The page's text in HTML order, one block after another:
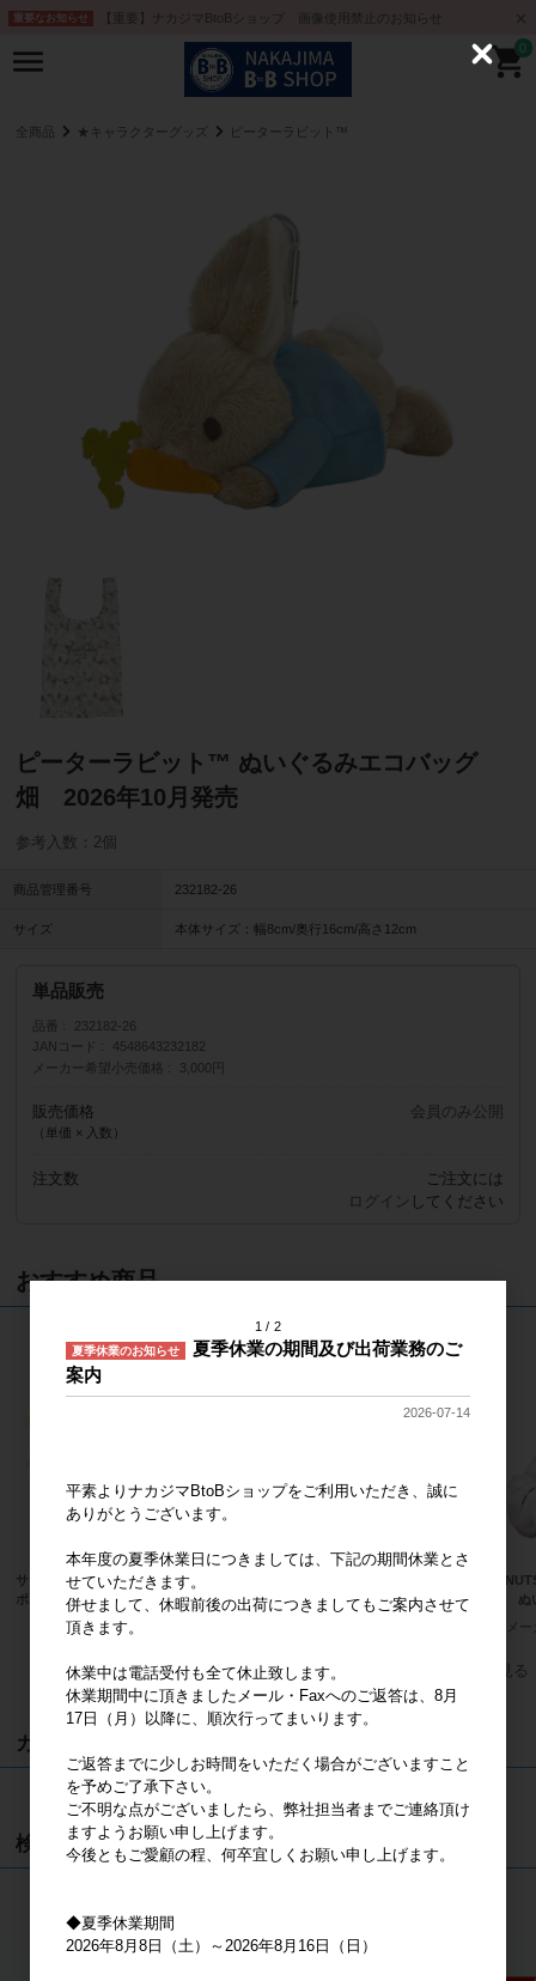
重要なお知らせ 【重要】ナカジマBtoBショップ 画像使用禁止のお知らせ
0
全商品 ★キャラクターグッズ ピーターラビット™
ピーターラビット™ ぬいぐるみエコバッグ
畑 2026年10月発売
参考入数：2個
商品管理番号 232182-26
サイズ 本体サイズ：幅8cm/奥行16cm/高さ12cm
単品販売
品番
232182-26
JANコード
4548643232182
メーカー希望小売価格
3,000円
販売価格
（単価 × 入数）
会員のみ公開
注文数
ご注文には
ログイン してください
おすすめ商品
サンリオキャラクターズ ほわほわ
ポムポムプリン Ｓ
メーカー希望小売価格
ィ 桜着物 マスコット
ピー ぬ
メ
すべてのおすすめ商品を見る
カート
検索
1 2
夏季休業のお知らせ
夏季休業の期間及び出荷業務のご
案内
2026-07-14
平素よりナカジマBtoBショップをご利用いただき、誠に
ありがとうございます。
本年度の夏季休業日につきましては、下記の期間休業とさ
せていただきます。
併せまして、休暇前後の出荷につきましてもご案内させて
頂きます。
休業中は電話受付も全て休止致します。
休業期間中に頂きましたメール・Faxへのご返答は、8月
17日（月）以降に、順次行ってまいります。
ご返答までに少しお時間をいただく場合がございますこと
を予めご了承下さい。
ご不明な点がございましたら、弊社担当者までご連絡頂け
ますようお願い申し上げます。
今後ともご愛顧の程、何卒宜しくお願い申し上げます。
◆夏季休業期間
2026年8月8日（土）～2026年8月16日（日）
C